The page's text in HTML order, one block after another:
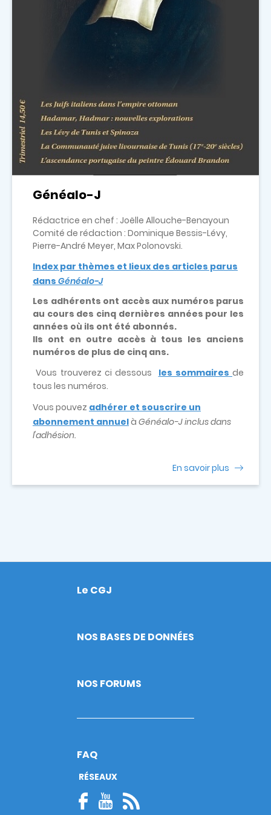
Généalo-J
Rédactrice en chef : Joëlle Allouche-Benayoun
Comité de rédaction : Dominique Bessis-Lévy,
Pierre-André Meyer, Max Polonovski.
Index par thèmes et lieux des articles parus
dans Généalo-J
Les adhérents ont accès aux numéros parus
au cours des cinq dernières années pour les
années où ils ont été abonnés.
Ils ont en outre accès à tous les anciens
numéros de plus de cinq ans.
Vous trouverez ci dessous les sommaires de
tous les numéros.
Vous pouvez adhérer et souscrire un
abonnement annuelà Généalo-J inclus dans
l'adhésion.
En savoir plus
Footer
Le CGJ
NOS BASES DE DONNÉES
NOS FORUMS
FAQ
RÉSEAUX